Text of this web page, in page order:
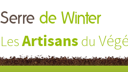
Serre de Winter
LesArtisans du